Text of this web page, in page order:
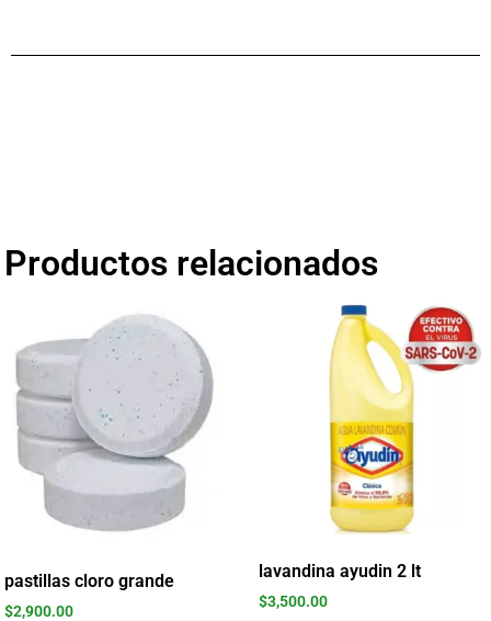
Productos relacionados
pastillas cloro grande
$2,900.00
lavandina ayudin 2 lt
$3,500.00